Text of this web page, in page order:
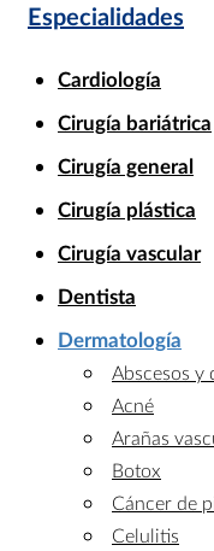
Especialidades
Cardiología
Cirugía bariátrica
Cirugía general
Cirugía plástica
Cirugía vascular
Dentista
Dermatología
Abscesos y
Acné
Arañas
Botox
Cáncer de
Celulitis